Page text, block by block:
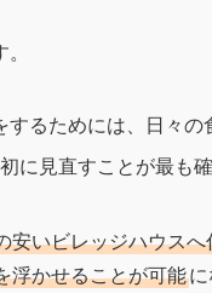
るためには、日々
初に見直すことが最も
安いビレッジハウス
浮かせることが可能に